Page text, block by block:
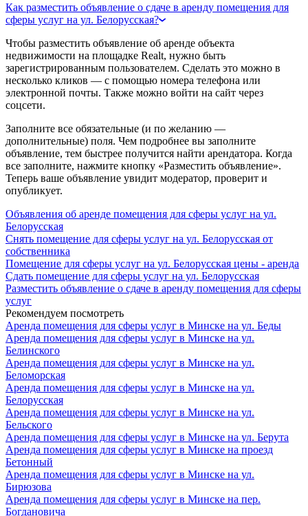
Как разместить объявление о сдаче в аренду помещения для
сферы услуг на ул. Белорусская?
Чтобы разместить объявление об аренде объекта
недвижимости на площадке Realt, нужно быть
зарегистрированным пользователем. Сделать это можно в
несколько кликов — с помощью номера телефона или
электронной почты. Также можно войти на сайт через
соцсети.
Заполните все обязательные (и по желанию —
дополнительные) поля. Чем подробнее вы заполните
объявление, тем быстрее получится найти арендатора. Когда
все заполните, нажмите кнопку «Разместить объявление».
Теперь ваше объявление увидит модератор, проверит и
опубликует.
Объявления об аренде помещения для сферы услуг на ул.
Белорусская
Снять помещение для сферы услуг на ул. Белорусская от
собственника
Помещение для сферы услуг на ул. Белорусская цены - аренда
Сдать помещение для сферы услуг на ул. Белорусская
Разместить объявление о сдаче в аренду помещения для сферы
услуг
Рекомендуем посмотреть
Аренда помещения для сферы услуг в Минске на ул. Беды
Аренда помещения для сферы услуг в Минске на ул.
Белинского
Аренда помещения для сферы услуг в Минске на ул.
Беломорская
Аренда помещения для сферы услуг в Минске на ул.
Белорусская
Аренда помещения для сферы услуг в Минске на ул.
Бельского
Аренда помещения для сферы услуг в Минске на ул. Берута
Аренда помещения для сферы услуг в Минске на проезд
Бетонный
Аренда помещения для сферы услуг в Минске на ул.
Бирюзова
Аренда помещения для сферы услуг в Минске на пер.
Богдановича